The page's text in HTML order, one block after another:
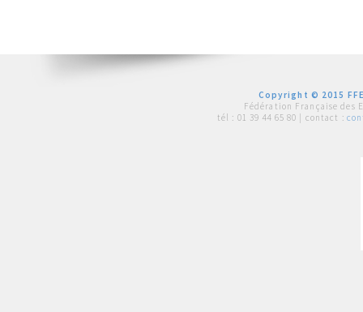
Copyright © 2015
Fédération Française des
tél : 01 39 44 65 80 | contact :